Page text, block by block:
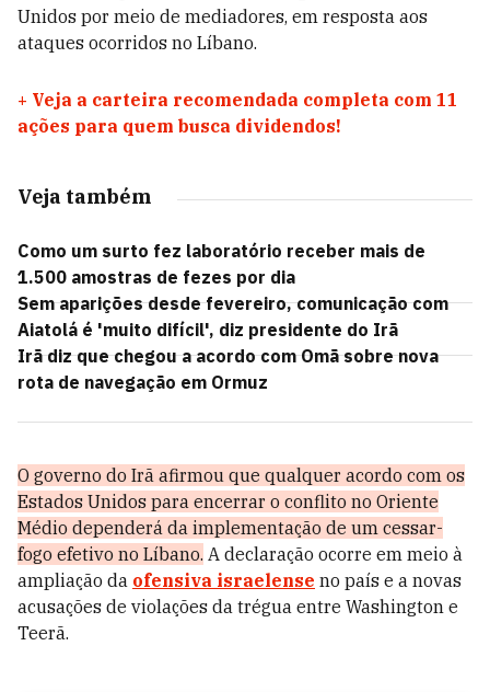
Unidos por meio de mediadores, em resposta aos
ataques ocorridos no Líbano.
+ Veja a carteira recomendada completa com 11
ações para quem busca dividendos!
Veja também
Como um surto fez laboratório receber mais de
1.500 amostras de fezes por dia
Sem aparições desde fevereiro, comunicação com
Aiatolá é 'muito difícil', diz presidente do Irã
Irã diz que chegou a acordo com Omã sobre nova
rota de navegação em Ormuz
O governo do Irã afirmou que qualquer acordo com os
Estados Unidos para encerrar o conflito no Oriente
Médio dependerá da implementação de um cessar-
fogo efetivo no Líbano. A declaração ocorre em meio à
ampliação da ofensiva israelense no país e a novas
acusações de violações da trégua entre Washington e
Teerã.